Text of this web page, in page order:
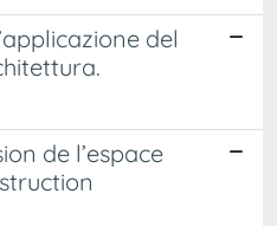
del
de l’espace